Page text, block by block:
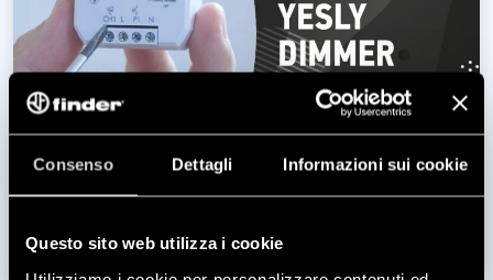
Consenso Dettagli Informazioni sui cookie
Questo sito web utilizza i cookie
YESLY Input Interface Unit Type 1Y.P2 |